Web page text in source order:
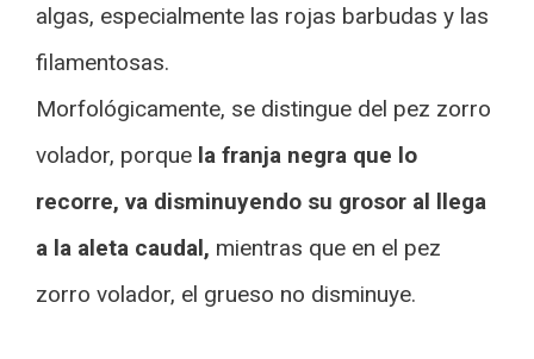
algas, especialmente las rojas barbudas y las
filamentosas.
Morfológicamente, se distingue del pez zorro
volador, porque la franja negra que lo
recorre, va disminuyendo su grosor al llega
a la aleta caudal, mientras que en el pez
zorro volador, el grueso no disminuye.